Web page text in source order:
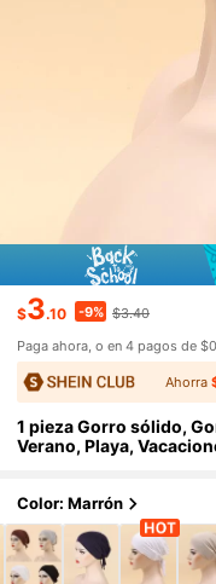
$3.10 -9% $3.40
Paga ahora, o en 4 pagos de
Ahorra
1 pieza Gorro sólido,
Verano, Playa,
Color: Marrón